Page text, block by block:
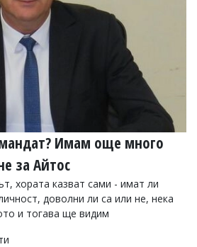
Имам още много
за Айтос
хората казват сами - имат ли
доволни ли са или не, нека
и тогава ще видим